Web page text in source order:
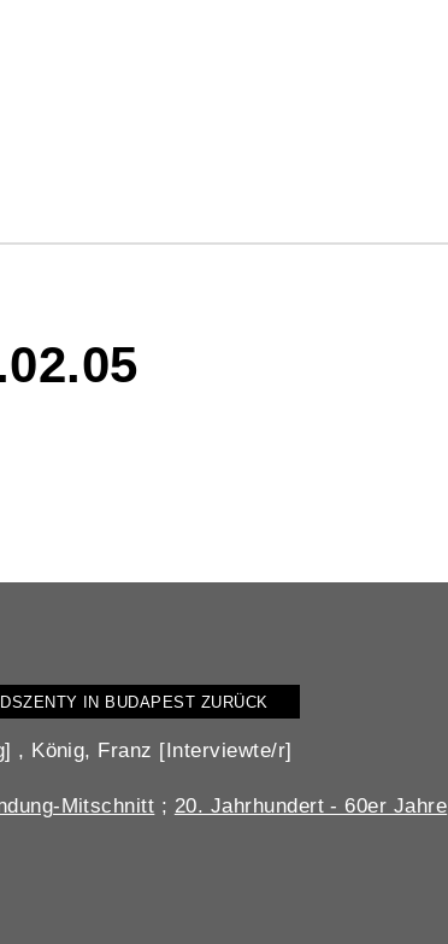
IN BUDAPEST ZURÜCK
, König, Franz [Interviewte/r]
Mitschnitt ; 20. Jahrhundert - 60er Jahre